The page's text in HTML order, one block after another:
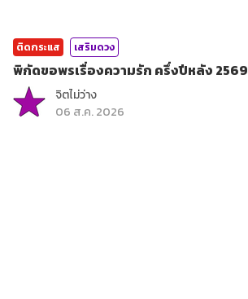
ติดกระแส เสริมดวง
พิกัดขอพรเรื่องความรัก ครึ่งปีหลัง 2569
จิตไม่ว่าง
06 ส.ค. 2026